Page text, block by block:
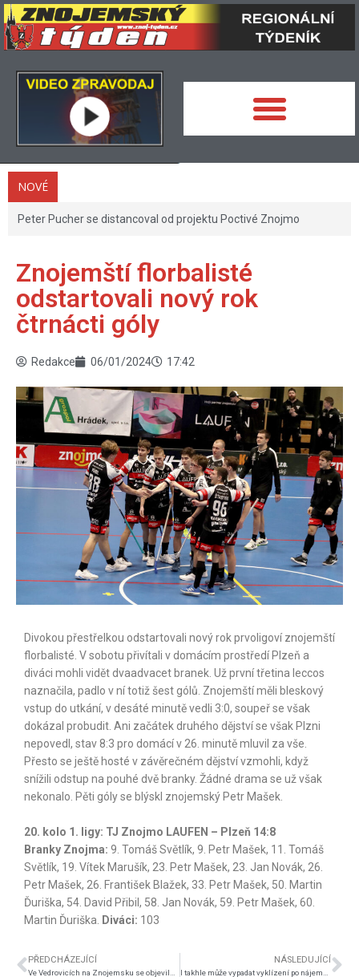
NOVÉ
Peter Pucher se distancoval od projektu Poctivé Znojmo
Znojemští florbalisté
odstartovali nový rok
čtrnácti góly
Redakce 06/01/2024 17:42
Divokou přestřelkou odstartovali nový rok prvoligoví znojemští
florbalisté. V sobotu přivítali v domácím prostředí Plzeň a
diváci mohli vidět dvaadvacet branek. Už první třetina leccos
naznačila, padlo v ní totiž šest gólů. Znojemští měli bleskový
vstup do utkání, v desáté minutě vedli 3:0, soupeř se však
dokázal probudit. Ani začátek druhého dějství se však Plzni
nepovedl, stav 8:3 pro domácí v 26. minutě mluvil za vše.
Přesto se ještě hosté v závěrečném dějství vzmohli, když
snížili odstup na pouhé dvě branky. Žádné drama se už však
nekonalo. Pěti góly se blýskl znojemský Petr Mašek.
20. kolo 1. ligy: TJ Znojmo LAUFEN – Plzeň 14:8
Branky Znojma: 9. Tomáš Světlík, 9. Petr Mašek, 11. Tomáš
Světlík, 19. Vítek Marušík, 23. Petr Mašek, 23. Jan Novák, 26.
Petr Mašek, 26. František Blažek, 33. Petr Mašek, 50. Martin
Ďuriška, 54. David Přibil, 58. Jan Novák, 59. Petr Mašek, 60.
Martin Ďuriška.
Diváci: 103
PŘEDCHÁZEJÍCÍ NÁSLEDUJÍCÍ